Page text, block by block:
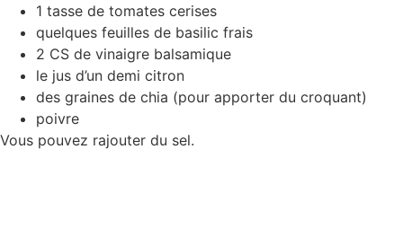
1 tasse de tomates cerises
quelques feuilles de basilic frais
2 CS de vinaigre balsamique
le jus d’un demi citron
des graines de chia (pour apporter du croquant)
poivre
Vous pouvez rajouter du sel.